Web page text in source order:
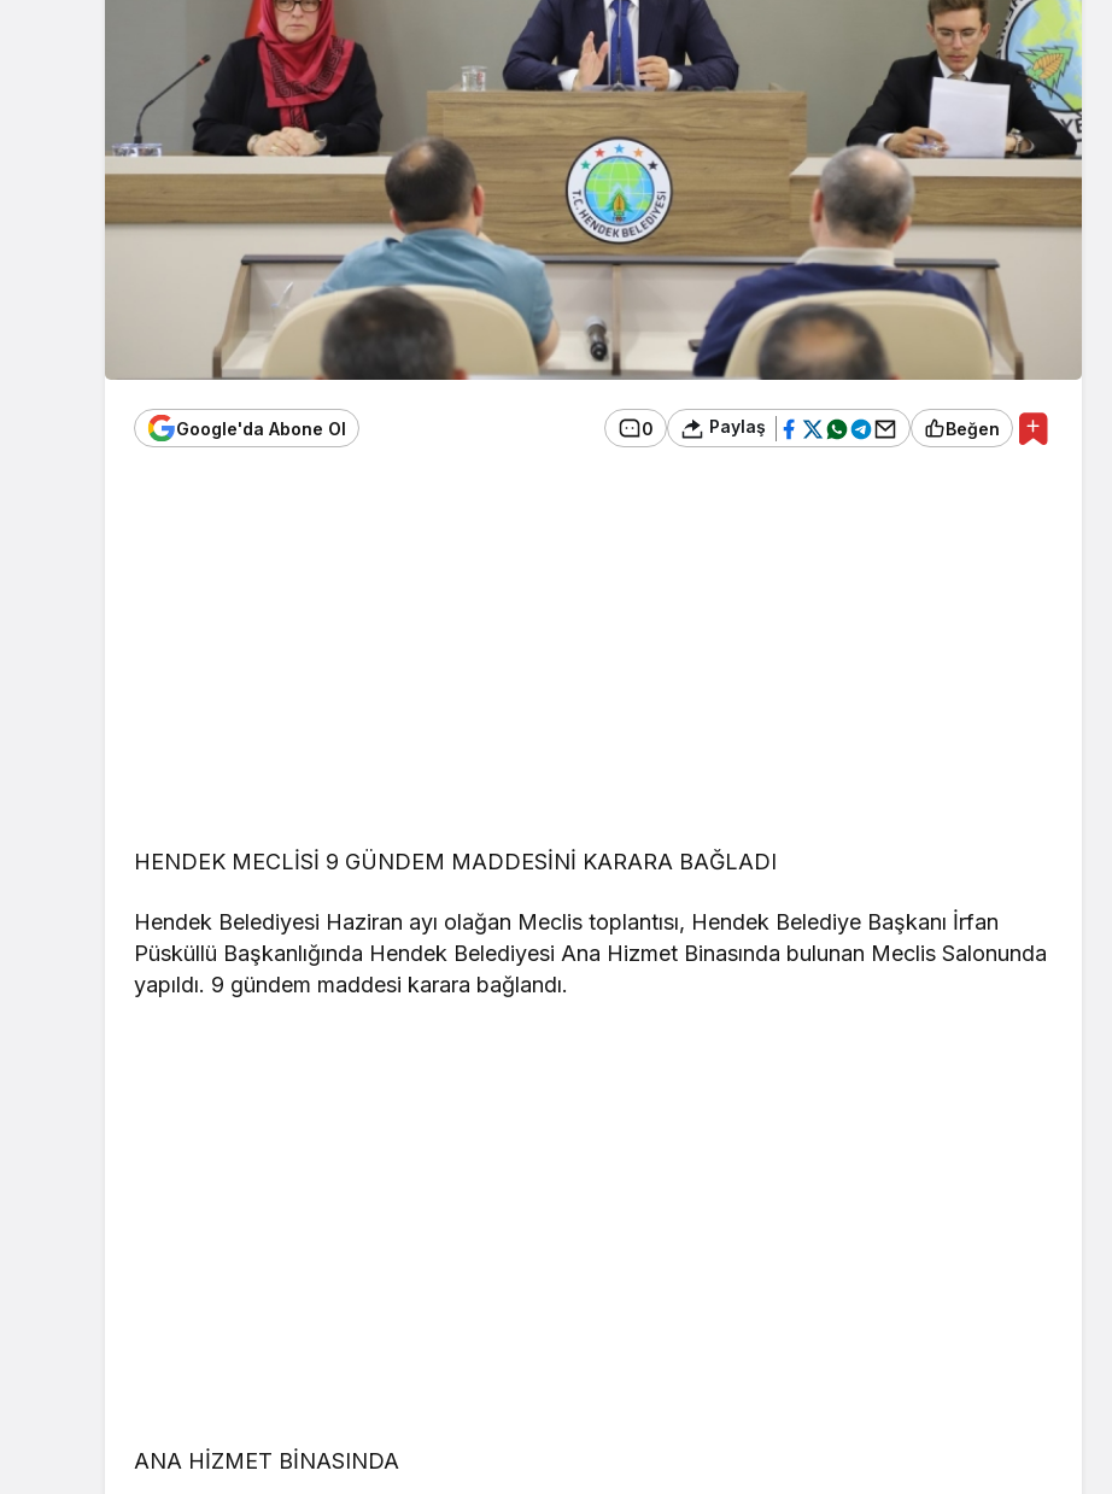
Google'da Abone Ol 0 Paylaş Beğen
HENDEK MECLİSİ 9 GÜNDEM MADDESİNİ KARARA BAĞLADI
Hendek Belediyesi Haziran ayı olağan Meclis toplantısı, Hendek Belediye Başkanı İrfan
Püsküllü Başkanlığında Hendek Belediyesi Ana Hizmet Binasında bulunan Meclis Salonunda
yapıldı. 9 gündem maddesi karara bağlandı.
ANA HİZMET BİNASINDA